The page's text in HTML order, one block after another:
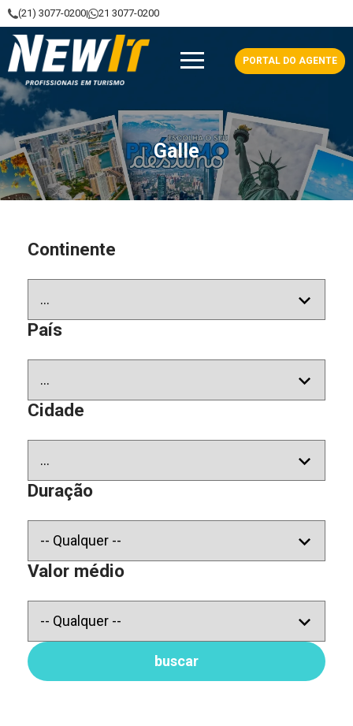
(21) 3077-0200 21 3077-0200
NewIt - Profissionais em Turismo
PORTAL DO AGENTE
Galle
Continente
País
Cidade
Duração
Valor médio
buscar